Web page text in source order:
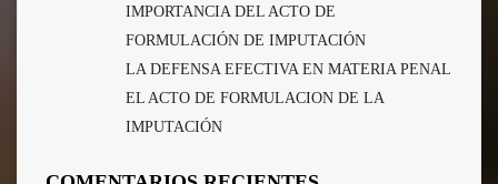
IMPORTANCIA DEL ACTO DE
FORMULACIÓN DE IMPUTACIÓN
LA DEFENSA EFECTIVA EN MATERIA PENAL
EL ACTO DE FORMULACION DE LA
IMPUTACIÓN